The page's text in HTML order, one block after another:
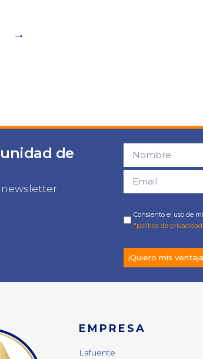
→
de
Consiento el uso de
"política de
¡Quiero mis
EMPRESA
Lafuente